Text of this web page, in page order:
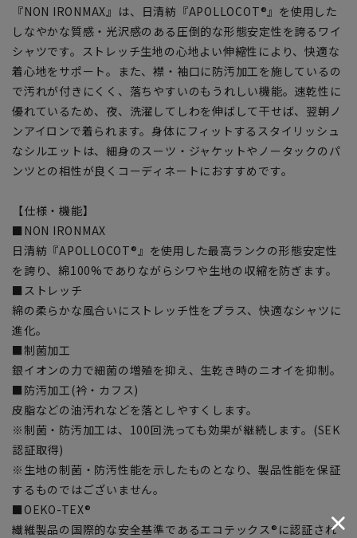
『NON IRONMAX』は、日清紡『APOLLOCOT®』を使用した
しなやかな質感・光沢感のある圧倒的な形態安定性を誇るワイ
シャツです。ストレッチ生地の心地よい伸縮性により、快適な
着心地をサポート。また、襟・袖口に防汚加工を施しているの
で汚れが付きにくく、落ちやすいのもうれしい機能。速乾性に
優れているため、夜、洗濯してしわを伸ばして干せば、翌朝ノ
ンアイロンで着られます。身体にフィットするスタイリッシュ
なシルエットは、細身のスーツ・ジャケットやノータックのパ
ンツとの相性が良くコーディネートにおすすめです。
【仕様・機能】
■NON IRONMAX
日清紡『APOLLOCOT®』を使用した最高ランクの形態安定性
を誇り、綿100%でありながらシワや生地の収縮を防ぎます。
■ストレッチ
綿の柔らかな風合いにストレッチ性をプラス、快適なシャツに
進化。
■制菌加工
銀イオンの力で細菌の増殖を抑え、生乾き時のニオイを抑制。
■防汚加工(衿・カフス)
皮脂などの油汚れなどを落としやすくします。
※制菌・防汚加工は、100回洗っても効果が継続します。(SEK
認証取得)
※生地の制菌・防汚性能を示したものとなり、製品性能を保証
するものではございません。
■OEKO-TEX®
繊維製品の国際的な安全基準であるエコテックス®に認証され